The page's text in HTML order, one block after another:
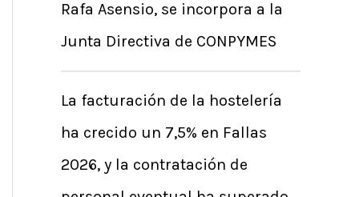
Rafa Asensio, se incorpora a la
Junta Directiva de CONPYMES
La facturación de la hostelería
ha crecido un 7,5% en Fallas
2026, y la contratación de